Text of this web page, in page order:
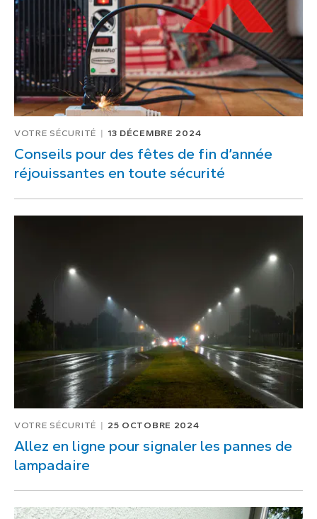
VOTRE SÉCURITÉ 13 DÉCEMBRE 2024
Conseils pour des fêtes de fin d’année
réjouissantes en toute sécurité
VOTRE SÉCURITÉ 25 OCTOBRE 2024
Allez en ligne pour signaler les pannes de
lampadaire